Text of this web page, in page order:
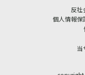
反社
個人情報保
当